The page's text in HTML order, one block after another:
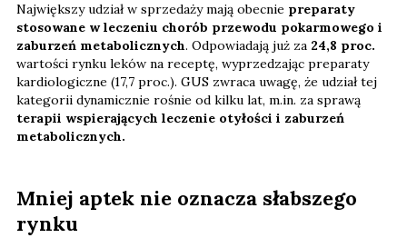
Największy udział w sprzedaży mają obecnie preparaty
stosowane w leczeniu chorób przewodu pokarmowego i
zaburzeń metabolicznych. Odpowiadają już za 24,8 proc.
wartości rynku leków na receptę, wyprzedzając preparaty
kardiologiczne (17,7 proc.). GUS zwraca uwagę, że udział tej
kategorii dynamicznie rośnie od kilku lat, m.in. za sprawą
terapii wspierających leczenie otyłości i zaburzeń
metabolicznych.
Mniej aptek nie oznacza słabszego
rynku